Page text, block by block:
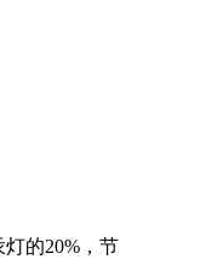
的20%，节